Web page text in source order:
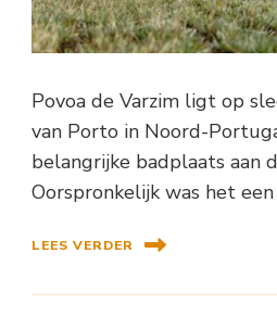
Povoa de Varzim ligt op
van Porto in Noord-
belangrijke badplaats aan
Oorspronkelijk was het
LEES VERDER